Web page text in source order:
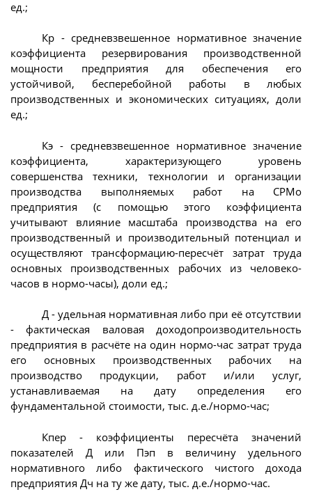
ед.;
Кр - средневзвешенное нормативное значение
коэффициента резервирования производственной
мощности предприятия для обеспечения его
устойчивой, бесперебойной работы в любых
производственных и экономических ситуациях, доли
ед.;
Кэ - средневзвешенное нормативное значение
коэффициента, характеризующего уровень
совершенства техники, технологии и организации
производства выполняемых работ на СРМо
предприятия (с помощью этого коэффициента
учитывают влияние масштаба производства на его
производственный и производительный потенциал и
осуществляют трансформацию-пересчёт затрат труда
основных производственных рабочих из человеко-
часов в нормо-часы), доли ед.;
Д - удельная нормативная либо при её отсутствии
- фактическая валовая доходопроизводительность
предприятия в расчёте на один нормо-час затрат труда
его основных производственных рабочих на
производство продукции, работ и/или услуг,
устанавливаемая на дату определения его
фундаментальной стоимости, тыс. д.е./нормо-час;
Кпер - коэффициенты пересчёта значений
показателей Д или Пэп в величину удельного
нормативного либо фактического чистого дохода
предприятия Дч на ту же дату, тыс. д.е./нормо-час.